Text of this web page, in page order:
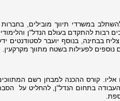
במשרדי תיווך מובילים, בחברות
רבות להתקדם בעולם הנדל"ן
בבחינה, בנוסף יועבר לסטודנטים
נוספים לפעילות בשטח מתווך מקרקעין.
קורס ההכנה למבחן רשם
בתחום הנדל"ן, להחליט על הסבה